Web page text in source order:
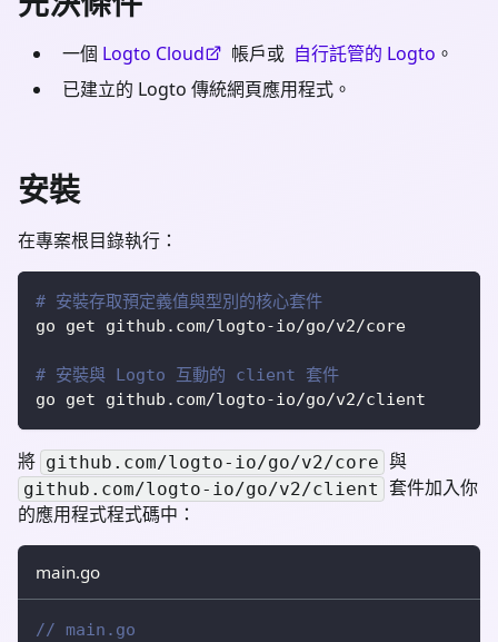
一個 Logto Cloud 帳戶或 自行託管的 Logto 。
已建立的 Logto 傳統網頁應用程式。
安裝
在專案根目錄執行：
# 安裝存取預定義值與型別的核心套件
go get github.com/logto-io/go/v2/core
# 安裝與 Logto 互動的 client 套件
go get github.com/logto-io/go/v2/client
將 github.com/logto-io/go/v2/core 與
github.com/logto-io/go/v2/client 套件加入你
的應用程式程式碼中：
main.go
// main.go